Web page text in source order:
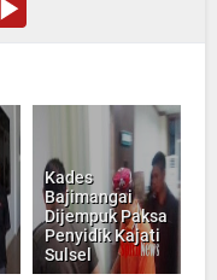
Kades
Bajimangai
Dijempuk Paksa
Penyidik Kajati
Sulsel